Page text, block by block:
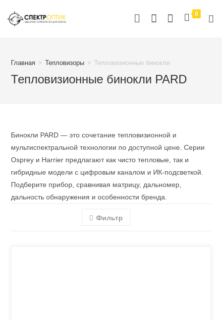
0
Главная > Тепловизоры > Тепловизионные бинокли
Тепловизионные бинокли PARD
Бинокли PARD — это сочетание тепловизионной и
мультиспектральной технологии по доступной цене. Серии
Osprey и Harrier предлагают как чисто тепловые, так и
гибридные модели с цифровым каналом и ИК‑подсветкой.
Подберите прибор, сравнивая матрицу, дальномер,
дальность обнаружения и особенности бренда.
Фильтр